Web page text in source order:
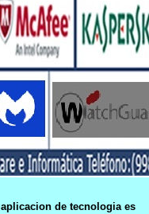
de tecnologia es